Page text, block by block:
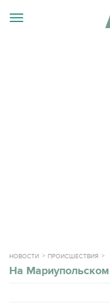
НОВОСТИ ПРОИСШЕСТВИЯ
На Мариупольском